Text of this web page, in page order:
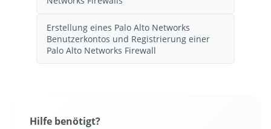
Erstellung eines Palo Alto Networks
Benutzerkontos und Registrierung einer
Palo Alto Networks Firewall
Hilfe benötigt?